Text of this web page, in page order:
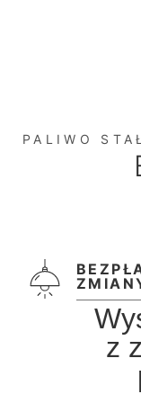
PALIWO
z